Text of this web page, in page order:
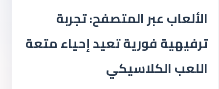
الألعاب عبر المتصفح: تجربة
ترفيهية فورية تعيد إحياء متعة
اللعب الكلاسيكي